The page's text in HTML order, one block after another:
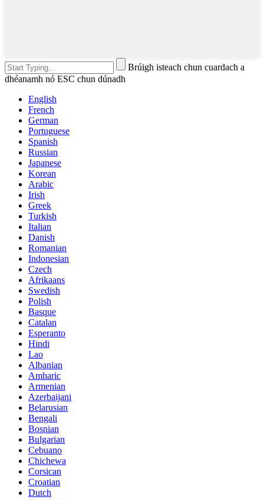
Brúigh isteach chun cuardach a
dhéanamh nó ESC chun dúnadh
English
French
German
Portuguese
Spanish
Russian
Japanese
Korean
Arabic
Irish
Greek
Turkish
Italian
Danish
Romanian
Indonesian
Czech
Afrikaans
Swedish
Polish
Basque
Catalan
Esperanto
Hindi
Lao
Albanian
Amharic
Armenian
Azerbaijani
Belarusian
Bengali
Bosnian
Bulgarian
Cebuano
Chichewa
Corsican
Croatian
Dutch